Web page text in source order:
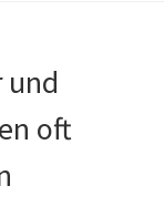
oft